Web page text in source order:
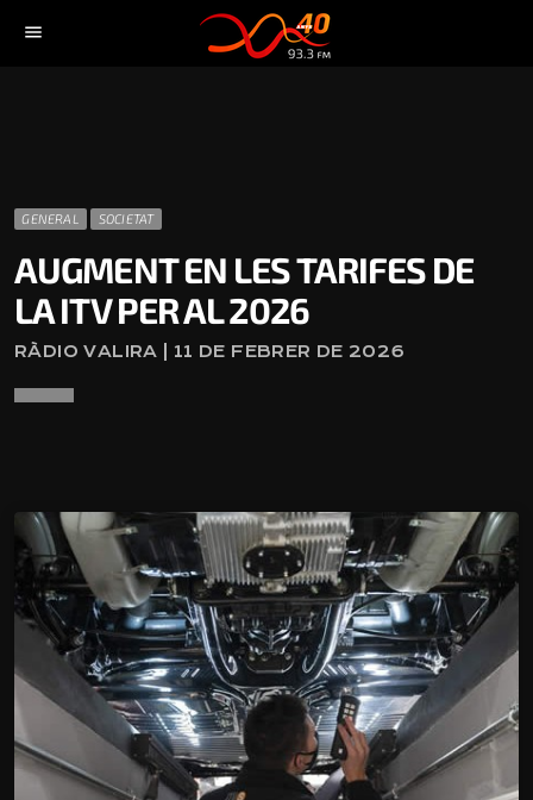
menu
GENERAL SOCIETAT
AUGMENT EN LES TARIFES DE
LA ITV PER AL 2026
RÀDIO VALIRA | 11 DE FEBRER DE 2026